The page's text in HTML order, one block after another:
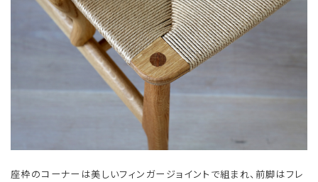
座枠のコーナーは美しいフィンガージョイントで組まれ、前脚はフレ